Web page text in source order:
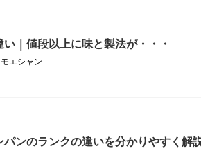
｜値段以上に味と製法が・・・
モエシャン
ンのランクの違いを分かりやすく解